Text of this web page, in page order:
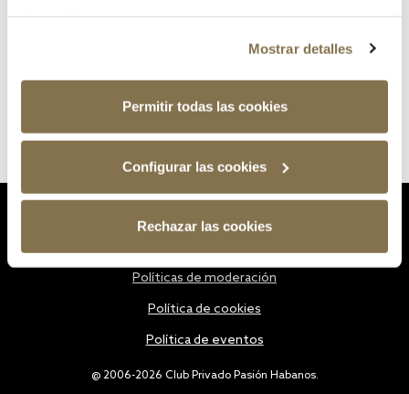
Mostrar detalles
Permitir todas las cookies
Configurar las cookies
Rechazar las cookies
@ 2006-2026 Club Privado Pasión Habanos.
Políticas de moderación
Política de cookies
Política de eventos